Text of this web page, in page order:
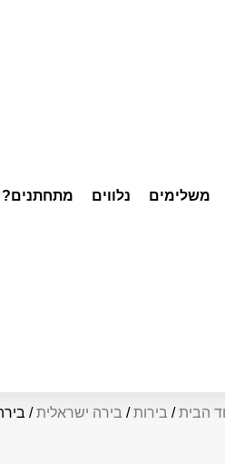
משלימים נלווים מתחתנים?
הבית/ בירות/ בירה ישראלית/